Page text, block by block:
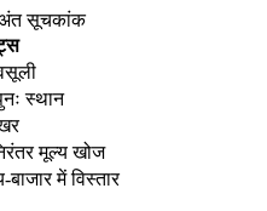
अंत सूचकांक
स्थान
मूल्य खोज
बाजार में विस्तार